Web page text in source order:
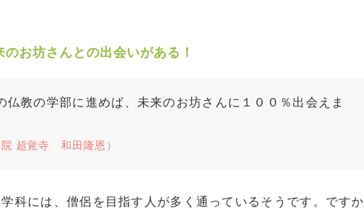
お坊さんとの出会いがある！
仏教の学部に進めば、未来のお坊さんに１００％出会えま
院 超覚寺 和田隆恩）
科には、僧侶を目指す人が多く通っているそうです。ですか